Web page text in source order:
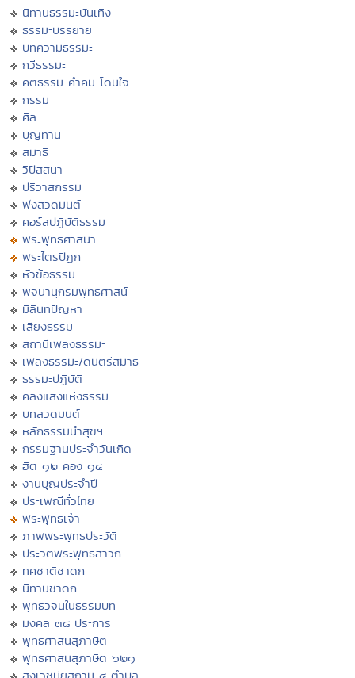
นิทานธรรมะบันเทิง
ธรรมะบรรยาย
บทความธรรมะ
กวีธรรมะ
คติธรรม คำคม โดนใจ
กรรม
ศีล
บุญทาน
สมาธิ
วิปัสสนา
ปริวาสกรรม
ฟังสวดมนต์
คอร์สปฏิบัติธรรม
พระพุทธศาสนา
พระไตรปิฏก
หัวข้อธรรม
พจนานุกรมพุทธศาสน์
มิลินทปัญหา
เสียงธรรม
สถานีเพลงธรรมะ
เพลงธรรมะ/ดนตรีสมาธิ
ธรรมะปฏิบัติ
คลังแสงแห่งธรรม
บทสวดมนต์
หลักธรรมนำสุขฯ
กรรมฐานประจำวันเกิด
ฮีต ๑๒ คอง ๑๔
งานบุญประจำปี
ประเพณีทั่วไทย
พระพุทธเจ้า
ภาพพระพุทธประวัติ
ประวัติพระพุทธสาวก
ทศชาติชาดก
นิทานชาดก
พุทธวจนในธรรมบท
มงคล ๓๘ ประการ
พุทธศาสนสุภาษิต
พุทธศาสนสุภาษิต ๖๒๑